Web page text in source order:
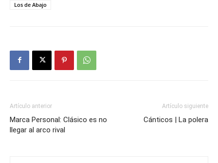
Los de Abajo
Artículo anterior
Marca Personal: Clásico es no
llegar al arco rival
Artículo siguiente
Cánticos | La polera